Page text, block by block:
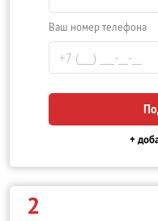
Ваш номер телефона
+
2